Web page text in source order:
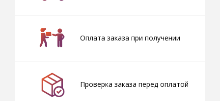
Оплата заказа при получении
Проверка заказа перед оплатой